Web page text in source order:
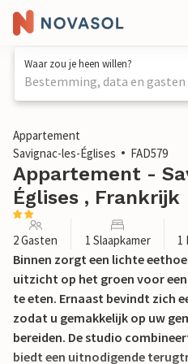
Waar zou je heen willen?
Bestemming, data en
1 / 16
Appartement
Savignac-les-Églises
FAD579
Appartement -
Églises , Frankrijk
2 Gasten 1 Slaapkamer 1
Binnen zorgt een lichte
uitzicht op het groen voor
te eten. Ernaast bevindt zich
zodat u gemakkelijk op uw
bereiden. De studio
biedt een uitnodigende